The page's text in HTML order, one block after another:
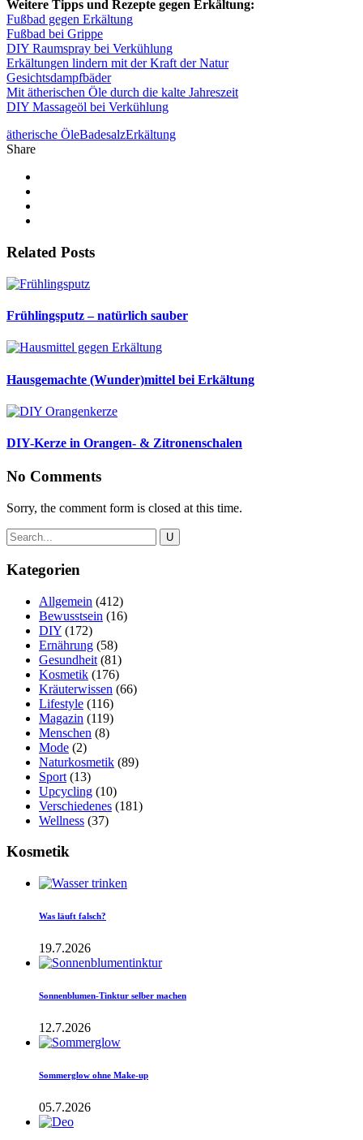
Weitere Tipps und Rezepte gegen Erkältung:
Fußbad gegen Erkältung
Fußbad bei Grippe
DIY Raumspray bei Verkühlung
Erkältungen lindern mit der Kraft der Natur
Gesichtsdampfbäder
Mit ätherischen Öle durch die kalte Jahreszeit
DIY Massageöl bei Verkühlung
ätherische ÖleBadesalzErkältung
Share
Related Posts
Frühlingsputz – natürlich sauber
Hausgemachte (Wunder)mittel bei Erkältung
DIY-Kerze in Orangen- & Zitronenschalen
No Comments
Sorry, the comment form is closed at this time.
Kategorien
Allgemein (412)
Bewusstsein (16)
DIY (172)
Ernährung (58)
Gesundheit (81)
Kosmetik (176)
Kräuterwissen (66)
Lifestyle (116)
Magazin (119)
Menschen (8)
Mode (2)
Naturkosmetik (89)
Sport (13)
Upcycling (10)
Verschiedenes (181)
Wellness (37)
Kosmetik
Was läuft falsch?
19.7.2026
Sonnenblumen-Tinktur selber machen
12.7.2026
Sommerglow ohne Make-up
05.7.2026